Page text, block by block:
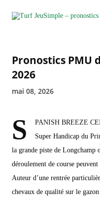
Accéder
Pronostics PMU
2026
mai 08, 2026
S
PANISH BREEZE
Super Handicap du
la grande piste de Longchamp
déroulement de course
Auteur d’une rentrée
chevaux de qualité sur le